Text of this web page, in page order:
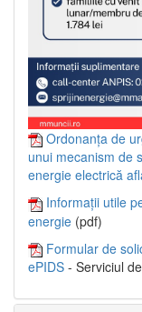
Ordonanța de
unui mecanism de
energie electrică
Informații utile
energie (pdf)
Formular de
ePIDS - Serviciul